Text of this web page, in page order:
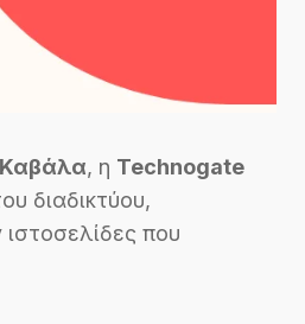
Καβάλα, η Technogate
διαδικτύου,
ιστοσελίδες που